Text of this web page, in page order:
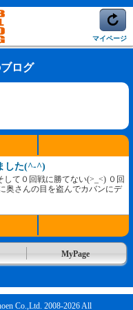
マイページ
ログ
した(^-^)
て０回戦に勝てない(>_<) ０回
奥さんの目を盗んでカバンにデ
MyPage
Co.,Ltd. 2008-2026 All